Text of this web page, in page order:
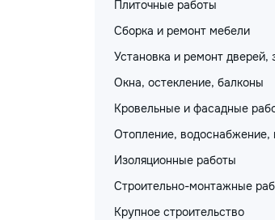
Плиточные работы
Сборка и ремонт мебели
Установка и ремонт дверей,
Окна, остекление, балконы
Кровельные и фасадные
Отопление, водоснабжение,
Изоляционные работы
Строительно-монтажные
Крупное строительство